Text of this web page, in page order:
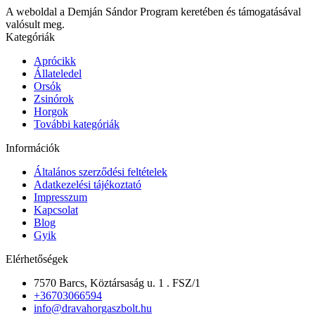
A weboldal a Demján Sándor Program keretében és támogatásával
valósult meg.
Kategóriák
Aprócikk
Állateledel
Orsók
Zsinórok
Horgok
További kategóriák
Információk
Általános szerződési feltételek
Adatkezelési tájékoztató
Impresszum
Kapcsolat
Blog
Gyik
Elérhetőségek
7570 Barcs, Köztársaság u. 1 . FSZ/1
+36703066594
info@dravahorgaszbolt.hu